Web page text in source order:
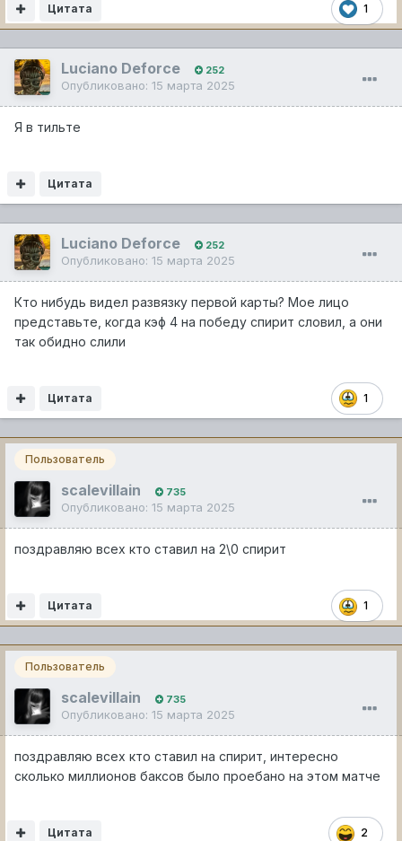
1
Цитата
Luciano Deforce 252
Опубликовано: 15 марта 2025
Я в тильте
Цитата
Luciano Deforce 252
Опубликовано: 15 марта 2025
Кто нибудь видел развязку первой карты? Мое лицо
представьте, когда кэф 4 на победу спирит словил, а они
так обидно слили
1
Цитата
Пользователь
scalevillain 735
Опубликовано: 15 марта 2025
поздравляю всех кто ставил на 2\0 спирит
1
Цитата
Пользователь
scalevillain 735
Опубликовано: 15 марта 2025
поздравляю всех кто ставил на спирит, интересно
сколько миллионов баксов было проебано на этом матче
2
Цитата